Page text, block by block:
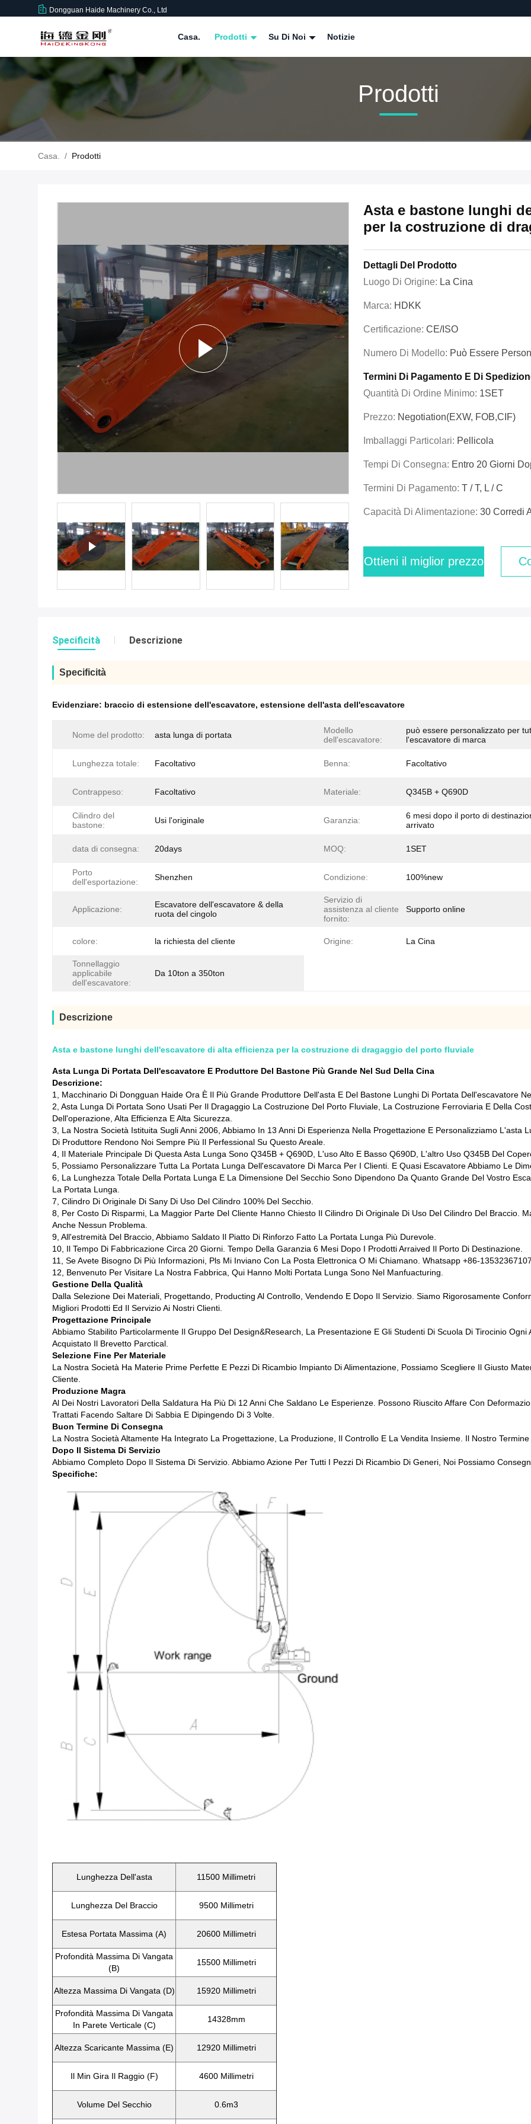
Dongguan Haide Machinery Co., Ltd
Casa. Prodotti Su Di Noi Notizie
Prodotti
Casa. / Prodotti
Asta e bastone lunghi
per la costruzione di
Dettagli Del Prodotto
Luogo Di Origine: La Cina
Marca: HDKK
Certificazione: CE/ISO
Numero Di Modello: Può Essere
Termini Di Pagamento E Di
Quantità Di Ordine Minimo: 1SET
Prezzo: Negotiation(EXW, FOB,CIF)
Imballaggi Particolari: Pellicola
Tempi Di Consegna: Entro 20 Giorni
Termini Di Pagamento: T / T, L / C
Capacità Di Alimentazione: 30 Corredi
Ottieni il miglior prezzo
Specificità Descrizione
Specificità
Evidenziare: braccio di estensione dell'escavatore, estensione dell'asta dell'escavatore
Nome del prodotto: asta lunga di portata
Modello
dell'escavatore:
può essere personalizzato per
l'escavatore di marca
Lunghezza totale: Facoltativo Benna: Facoltativo
Contrappeso: Facoltativo Materiale: Q345B + Q690D
Cilindro del
bastone:
Usi l'originale Garanzia:
6 mesi dopo il porto di
arrivato
data di consegna: 20days MOQ: 1SET
Porto
dell'esportazione:
Shenzhen Condizione: 100%new
Applicazione:
Escavatore dell'escavatore & della
ruota del cingolo
Servizio di
assistenza al cliente
fornito:
Supporto online
colore: la richiesta del cliente Origine: La Cina
Tonnellaggio
applicabile
dell'escavatore:
Da 10ton a 350ton
Descrizione
Asta e bastone lunghi dell'escavatore di alta efficienza per la costruzione di dragaggio del porto fluviale
Asta Lunga Di Portata Dell'escavatore E Produttore Del Bastone Più Grande Nel Sud Della Cina
Descrizione:
1, Macchinario Di Dongguan Haide Ora È Il Più Grande Produttore Dell'asta E Del Bastone Lunghi Di Portata Dell'escavatore
2, Asta Lunga Di Portata Sono Usati Per Il Dragaggio La Costruzione Del Porto Fluviale, La Costruzione Ferroviaria E Della
Dell'operazione, Alta Efficienza E Alta Sicurezza.
3, La Nostra Società Istituita Sugli Anni 2006, Abbiamo In 13 Anni Di Esperienza Nella Progettazione E Personalizziamo L'asta
Di Produttore Rendono Noi Sempre Più Il Perfessional Su Questo Areale.
4, Il Materiale Principale Di Questa Asta Lunga Sono Q345B + Q690D, L'uso Alto E Basso Q690D, L'altro Uso Q345B Del
5, Possiamo Personalizzare Tutta La Portata Lunga Dell'escavatore Di Marca Per I Clienti. E Quasi Escavatore Abbiamo Le
6, La Lunghezza Totale Della Portata Lunga E La Dimensione Del Secchio Sono Dipendono Da Quanto Grande Del Vostro
La Portata Lunga.
7, Cilindro Di Originale Di Sany Di Uso Del Cilindro 100% Del Secchio.
8, Per Costo Di Risparmi, La Maggior Parte Del Cliente Hanno Chiesto Il Cilindro Di Originale Di Uso Del Cilindro Del Braccio.
Anche Nessun Problema.
9, All'estremità Del Braccio, Abbiamo Saldato Il Piatto Di Rinforzo Fatto La Portata Lunga Più Durevole.
10, Il Tempo Di Fabbricazione Circa 20 Giorni. Tempo Della Garanzia 6 Mesi Dopo I Prodotti Arraived Il Porto Di Destinazione.
11, Se Avete Bisogno Di Più Informazioni, Pls Mi Inviano Con La Posta Elettronica O Mi Chiamano. Whatsapp +86-
12, Benvenuto Per Visitare La Nostra Fabbrica, Qui Hanno Molti Portata Lunga Sono Nel Manfuacturing.
Gestione Della Qualità
Dalla Selezione Dei Materiali, Progettando, Producting Al Controllo, Vendendo E Dopo Il Servizio. Siamo Rigorosamente
Migliori Prodotti Ed Il Servizio Ai Nostri Clienti.
Progettazione Principale
Abbiamo Stabilito Particolarmente Il Gruppo Del Design&research, La Presentazione E Gli Studenti Di Scuola Di Tirocinio
Acquistato Il Brevetto Parctical.
Selezione Fine Per Materiale
La Nostra Società Ha Materie Prime Perfette E Pezzi Di Ricambio Impianto Di Alimentazione, Possiamo Scegliere Il Giusto
Cliente.
Produzione Magra
Al Dei Nostri Lavoratori Della Saldatura Ha Più Di 12 Anni Che Saldano Le Esperienze. Possono Riuscito Affare Con
Trattati Facendo Saltare Di Sabbia E Dipingendo Di 3 Volte.
Buon Termine Di Consegna
La Nostra Società Altamente Ha Integrato La Progettazione, La Produzione, Il Controllo E La Vendita Insieme. Il Nostro
Dopo Il Sistema Di Servizio
Abbiamo Completo Dopo Il Sistema Di Servizio. Abbiamo Azione Per Tutti I Pezzi Di Ricambio Di Generi, Noi Possiamo
Specifiche:
Lunghezza Dell'asta 11500 Millimetri
Lunghezza Del Braccio 9500 Millimetri
Estesa Portata Massima (A) 20600 Millimetri
Profondità Massima Di Vangata
(B)
15500 Millimetri
Altezza Massima Di Vangata (D) 15920 Millimetri
Profondità Massima Di Vangata
In Parete Verticale (C)
14328mm
Altezza Scaricante Massima (E) 12920 Millimetri
Il Min Gira Il Raggio (F) 4600 Millimetri
Volume Del Secchio 0.6m3